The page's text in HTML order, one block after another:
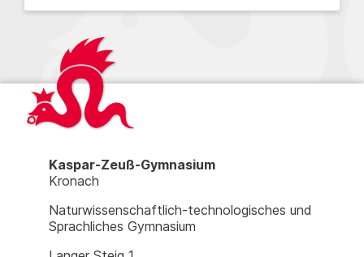
Kaspar-Zeuß-Gymnasium
Kronach
Naturwissenschaftlich-technologisches und
Sprachliches Gymnasium